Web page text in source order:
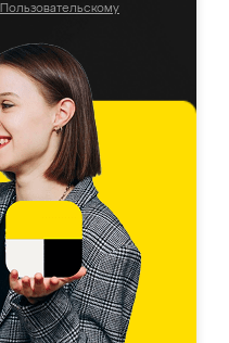
Пользовательскому